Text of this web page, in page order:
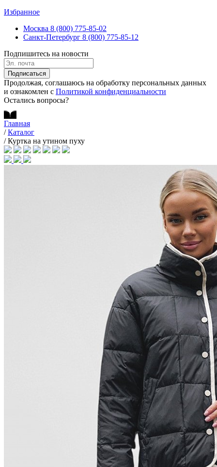
Избранное
Москва 8 (800) 775-85-02
Санкт-Петербург 8 (800) 775-85-12
Подпишитесь на новости
Подписаться
Продолжая, соглашаюсь на обработку персональных данных
и ознакомлен с Политикой конфиденциальности
Остались вопросы?
Главная
/ Каталог
/ Куртка на утином пуху